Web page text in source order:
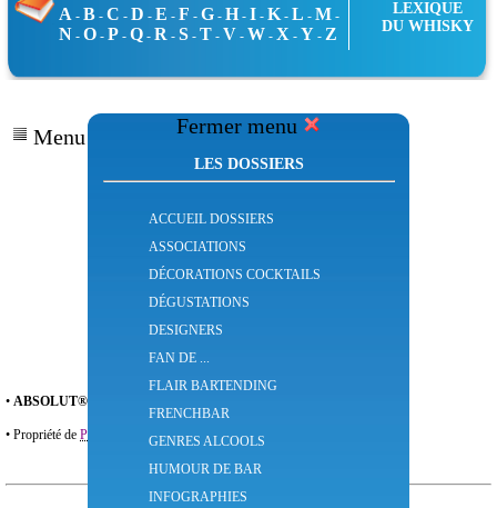
A - B - C - D - E - F - G - H- I - K- L - M -
N - O - P - Q - R - S - T - V - W - X - Y - Z
LEXIQUE
DU WHISKY
Fermer menu
LES DOSSIERS
ACCUEIL DOSSIERS
ASSOCIATIONS
DÉCORATIONS COCKTAILS
DÉGUSTATIONS
DESIGNERS
FAN DE ...
FLAIR BARTENDING
FRENCHBAR
GENRES ALCOOLS
HUMOUR DE BAR
INFOGRAPHIES
Menu Dossiers
• ABSOLUT®
• Propriété de Pernod/Ricard®.